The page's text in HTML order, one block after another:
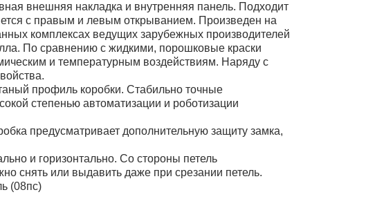
внешняя накладка и внутренняя панель. Подходит
с правым и левым открыванием. Произведен на
комплексах ведущих зарубежных производителей
По сравнению с жидкими, порошковые краски
и температурным воздействиям. Наряду с
профиль коробки. Стабильно точные
степенью автоматизации и роботизации
предусматривает дополнительную защиту замка,
и горизонтально. Со стороны петель
снять или выдавить даже при срезании петель.
(08пс)